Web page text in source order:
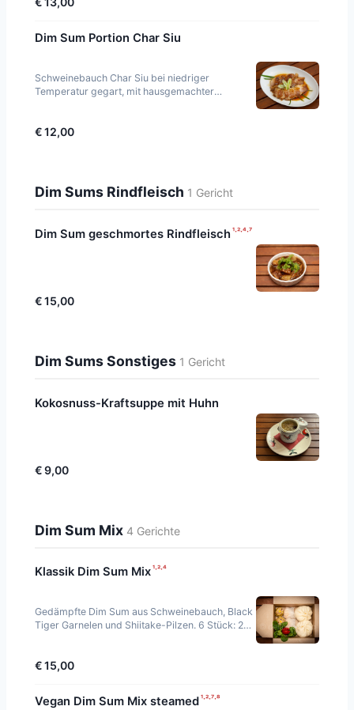
Dim Sum Portion Char Siu
Schweinebauch Char Siu bei niedriger
Temperatur gegart, mit hausgemachter
€ 12,00
Dim Sums Rindfleisch 1 Gericht
Dim Sum geschmortes Rindfleisch ¹·²·⁴·⁷
€ 15,00
Dim Sums Sonstiges 1 Gericht
Kokosnuss-Kraftsuppe mit Huhn
€ 9,00
Dim Sum Mix 4 Gerichte
Klassik Dim Sum Mix¹·²·⁴
Gedämpfte Dim Sum aus Schweinebauch, Black
Tiger Garnelen und Shiitake-Pilzen. 6 Stück: 2x
€ 15,00
Vegan Dim Sum Mix steamed ¹·²·⁷·⁸